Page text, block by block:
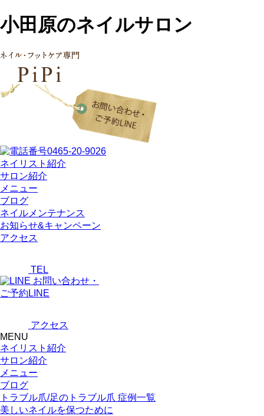
小田原のネイルサロン
ネイリスト紹介
サロン紹介
メニュー
ブログ
ネイルメンテナンス
お知らせ&キャンペーン
アクセス
TEL
お問い合わせ・
ご予約LINE
アクセス
MENU
ネイリスト紹介
サロン紹介
メニュー
ブログ
トラブル爪/足のトラブル爪 症例一覧
美しいネイルを保つために